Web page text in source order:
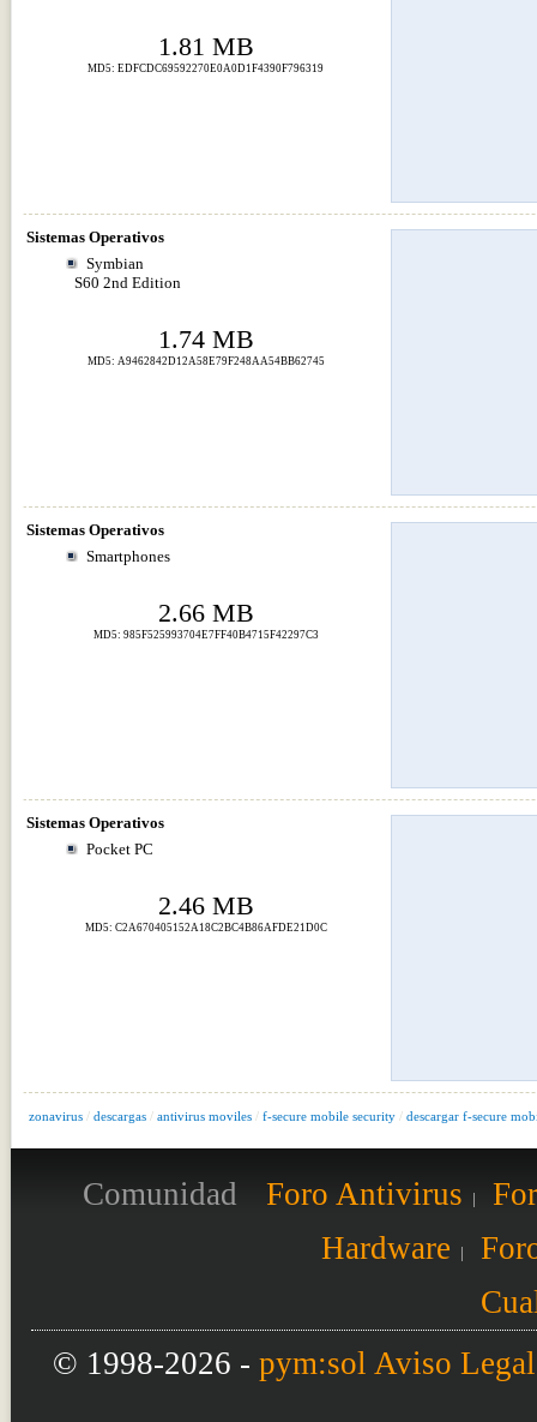
1.81 MB
MD5: EDFCDC69592270E0A0D1F4390F796319
Sistemas Operativos
Symbian
S60 2nd Edition
1.74 MB
MD5: A9462842D12A58E79F248AA54BB62745
Sistemas Operativos
Smartphones
2.66 MB
MD5: 985F525993704E7FF40B4715F42297C3
Sistemas Operativos
Pocket PC
2.46 MB
MD5: C2A670405152A18C2BC4B86AFDE21D0C
zonavirus / descargas / antivirus moviles / f-secure mobile security / descargar f-secure
Comunidad Foro Antivirus
Hardware
© 1998-2026 - pym:sol Aviso Legal